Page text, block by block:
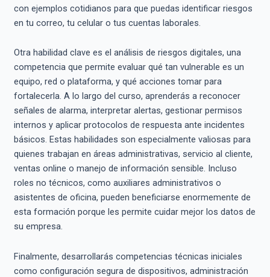
con ejemplos cotidianos para que puedas identificar riesgos
en tu correo, tu celular o tus cuentas laborales.
Otra habilidad clave es el análisis de riesgos digitales, una
competencia que permite evaluar qué tan vulnerable es un
equipo, red o plataforma, y qué acciones tomar para
fortalecerla. A lo largo del curso, aprenderás a reconocer
señales de alarma, interpretar alertas, gestionar permisos
internos y aplicar protocolos de respuesta ante incidentes
básicos. Estas habilidades son especialmente valiosas para
quienes trabajan en áreas administrativas, servicio al cliente,
ventas online o manejo de información sensible. Incluso
roles no técnicos, como auxiliares administrativos o
asistentes de oficina, pueden beneficiarse enormemente de
esta formación porque les permite cuidar mejor los datos de
su empresa.
Finalmente, desarrollarás competencias técnicas iniciales
como configuración segura de dispositivos, administración